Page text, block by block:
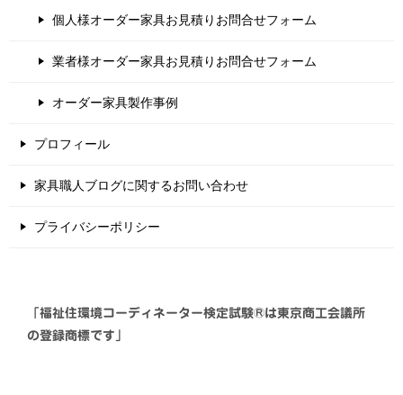
個人様オーダー家具お見積りお問合せフォーム
業者様オーダー家具お見積りお問合せフォーム
オーダー家具製作事例
プロフィール
家具職人ブログに関するお問い合わせ
プライバシーポリシー
「福祉住環境コーディネーター検定試験®は東京商工会議所
の登録商標です」